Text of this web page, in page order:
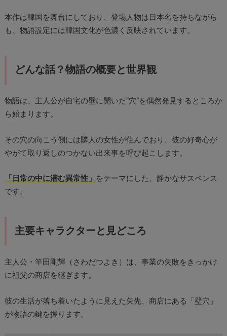
本作は韓国を舞台にしており、登場人物は日本名を持ちながら
も、物語設定には韓国文化が色濃く反映されています。
どんな話？物語の概要と世界観
物語は、主人公が自宅の壁に開いた“穴”を偶然発見するところか
ら始まります。
その穴の向こう側には隣人の女性が住んでおり、彼の好奇心が
やがて取り返しのつかない出来事を呼び起こします。
「日常の中に潜む異常性」をテーマにした、静かなサスペンス
です。
主要キャラクターと見どころ
主人公・竿田剛輝（さわだつよき）は、事業の失敗をきっかけ
に祖父の商店を継ぎます。
彼の生活が落ち着いたように見えた矢先、商店にある「壁穴」
が物語の鍵を握ります。